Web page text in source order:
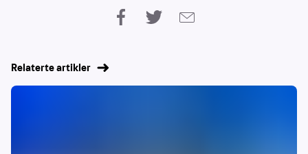
Relaterte artikler